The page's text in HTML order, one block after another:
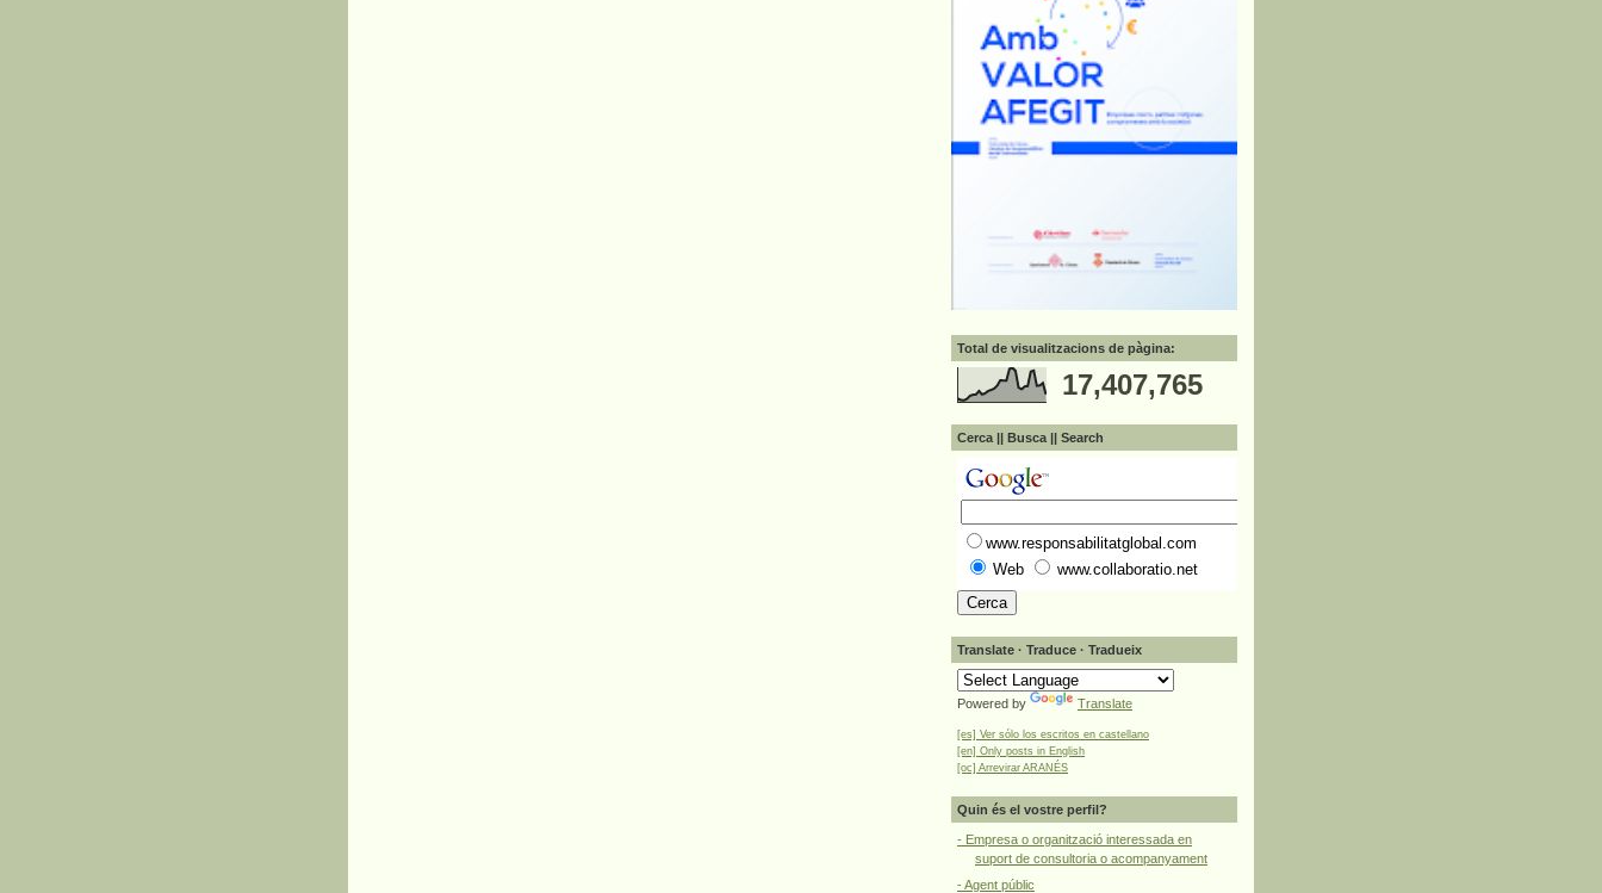
Total de visualitzacions de pàgina:
17,407,765
Cerca || Busca || Search
www.responsabilitatglobal.com
Web
www.collaboratio.net
Translate · Traduce · Tradueix
Powered by Translate
[es] Ver sólo los escritos en castellano
[en] Only posts in English
[oc] Arrevirar ARANÉS
Quin és el vostre perfil?
- Empresa o organització interessada en
suport de consultoria o acompanyament
- Agent públic